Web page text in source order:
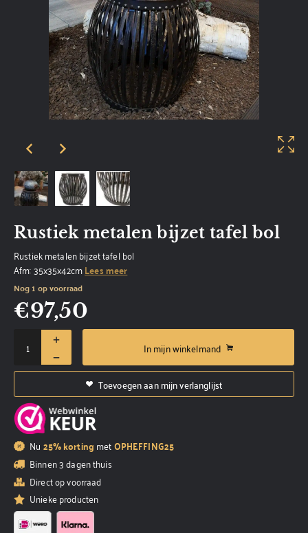
Rustiek metalen bijzet tafel bol
Rustiek metalen bijzet tafel bol
Afm: 35x35x42cmLees meer
Nog 1 op voorraad
€97,50
In mijn winkelmand
Toevoegen aan mijn verlanglijst
Nu 25% korting metOPHEFFING25
Binnen 3 dagen thuis
Direct op voorraad
Unieke producten